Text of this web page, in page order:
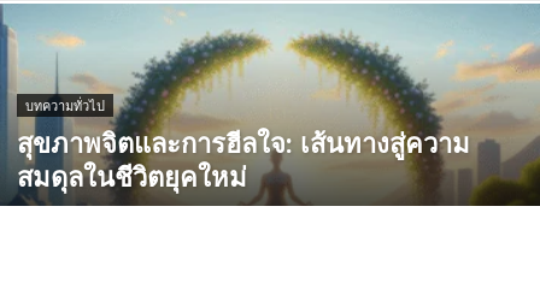
บทความทั่วไป
สุขภาพจิตและการฮีลใจ: เส้นทางสู่ความ
สมดุลในชีวิตยุคใหม่